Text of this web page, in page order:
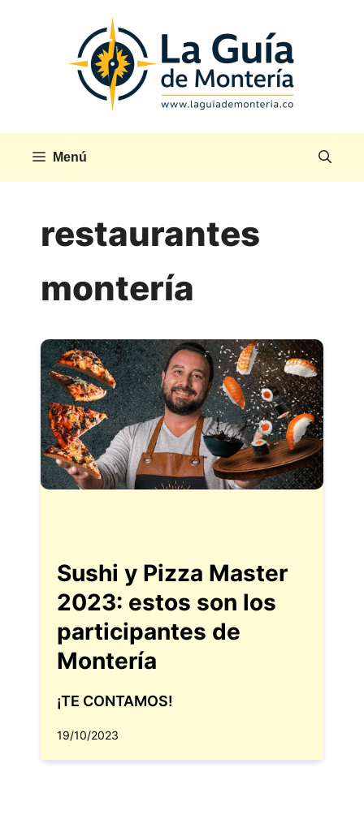
Menú
restaurantes
montería
Sushi y Pizza Master
2023: estos son los
participantes de
Montería
¡TE CONTAMOS!
19/10/2023